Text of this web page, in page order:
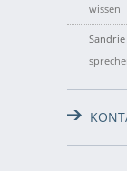
wissen
Sandrie